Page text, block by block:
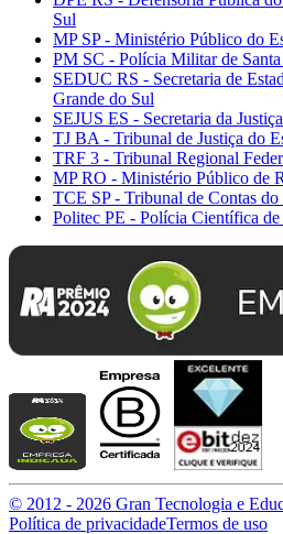
Sul
MP SP - Ministério Público do
PM SC - Polícia Militar de Santa
SEDUC RS - Secretaria de
Grande do Sul
SEJUS ES - Secretaria da
TJ BA - Tribunal de Justiça do
TRF 3 - Tribunal Regional
MP RO - Ministério Público de
TCE SP - Tribunal de Contas do
Politec PE - Polícia Científica de
© 2012 - 2026 Gran Tecnologia e
Política de privacidadeTermos de uso